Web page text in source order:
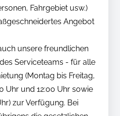
Fahrgebiet usw.)
Angebot
unsere freundlichen
Serviceteams - für alle
(Montag bis Freitag,
Uhr und 12:00 Uhr sowie
zur Verfügung. Bei